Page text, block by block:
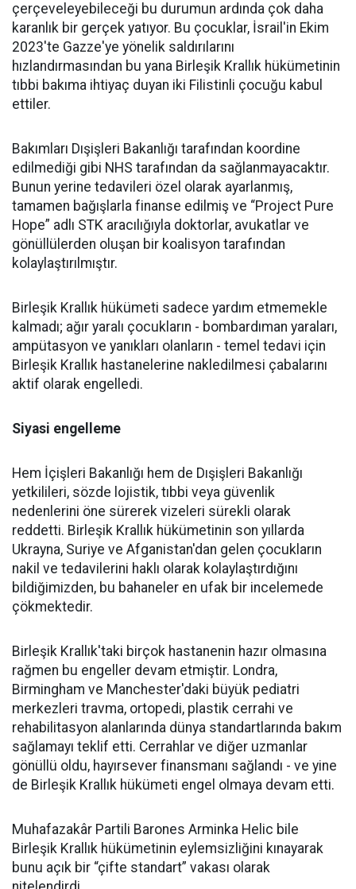
çerçeveleyebileceği bu durumun ardında çok daha
karanlık bir gerçek yatıyor. Bu çocuklar, İsrail'in Ekim
2023'te Gazze'ye yönelik saldırılarını
hızlandırmasından bu yana Birleşik Krallık hükümetinin
tıbbi bakıma ihtiyaç duyan iki Filistinli çocuğu kabul
ettiler.
Bakımları Dışişleri Bakanlığı tarafından koordine
edilmediği gibi NHS tarafından da sağlanmayacaktır.
Bunun yerine tedavileri özel olarak ayarlanmış,
tamamen bağışlarla finanse edilmiş ve “Project Pure
Hope” adlı STK aracılığıyla doktorlar, avukatlar ve
gönüllülerden oluşan bir koalisyon tarafından
kolaylaştırılmıştır.
Birleşik Krallık hükümeti sadece yardım etmemekle
kalmadı; ağır yaralı çocukların - bombardıman yaraları,
ampütasyon ve yanıkları olanların - temel tedavi için
Birleşik Krallık hastanelerine nakledilmesi çabalarını
aktif olarak engelledi.
Siyasi engelleme
Hem İçişleri Bakanlığı hem de Dışişleri Bakanlığı
yetkilileri, sözde lojistik, tıbbi veya güvenlik
nedenlerini öne sürerek vizeleri sürekli olarak
reddetti. Birleşik Krallık hükümetinin son yıllarda
Ukrayna, Suriye ve Afganistan'dan gelen çocukların
nakil ve tedavilerini haklı olarak kolaylaştırdığını
bildiğimizden, bu bahaneler en ufak bir incelemede
çökmektedir.
Birleşik Krallık'taki birçok hastanenin hazır olmasına
rağmen bu engeller devam etmiştir. Londra,
Birmingham ve Manchester'daki büyük pediatri
merkezleri travma, ortopedi, plastik cerrahi ve
rehabilitasyon alanlarında dünya standartlarında bakım
sağlamayı teklif etti. Cerrahlar ve diğer uzmanlar
gönüllü oldu, hayırsever finansmanı sağlandı - ve yine
de Birleşik Krallık hükümeti engel olmaya devam etti.
Muhafazakâr Partili Barones Arminka Helic bile
Birleşik Krallık hükümetinin eylemsizliğini kınayarak
bunu açık bir “çifte standart” vakası olarak